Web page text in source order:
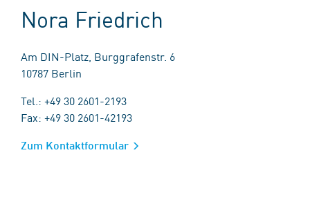
Nora Friedrich
Am DIN-Platz, Burggrafenstr. 6
10787 Berlin
Tel.: +49 30 2601-2193
Fax: +49 30 2601-42193
Zum Kontaktformular